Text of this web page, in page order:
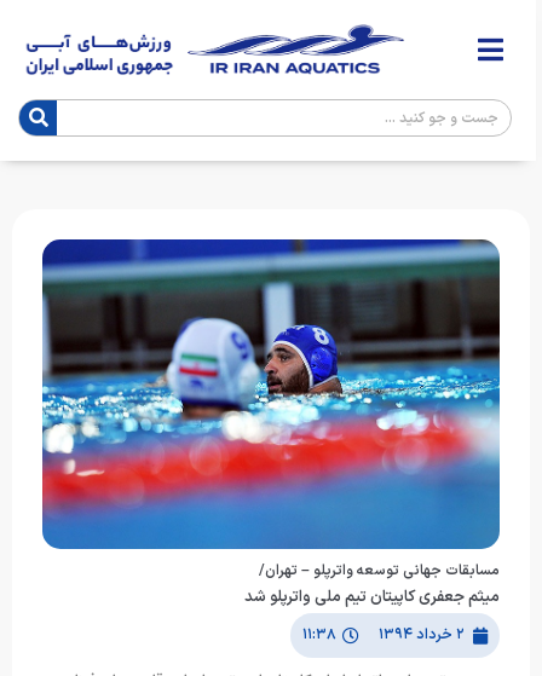
مسابقات جهانی توسعه واترپلو – تهران/
میثم جعفری کاپیتان تیم ملی واترپلو شد
۲ خرداد ۱۳۹۴ ۱۱:۳۸